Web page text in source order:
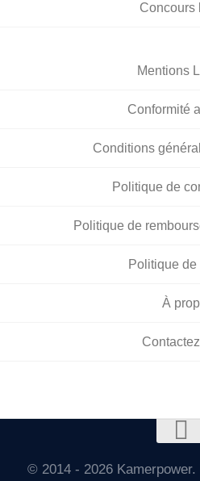
Concours
Mentions
Conformité
Conditions
Politique de
Politique de
Politique
À
© 2014 - 2026 Kamerpower.